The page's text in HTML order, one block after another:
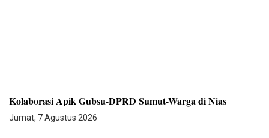
Kolaborasi Apik Gubsu-DPRD Sumut-Warga di Nias
Jumat, 7 Agustus 2026